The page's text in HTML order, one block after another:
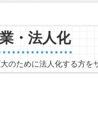
・法人化
のために法人化する方を